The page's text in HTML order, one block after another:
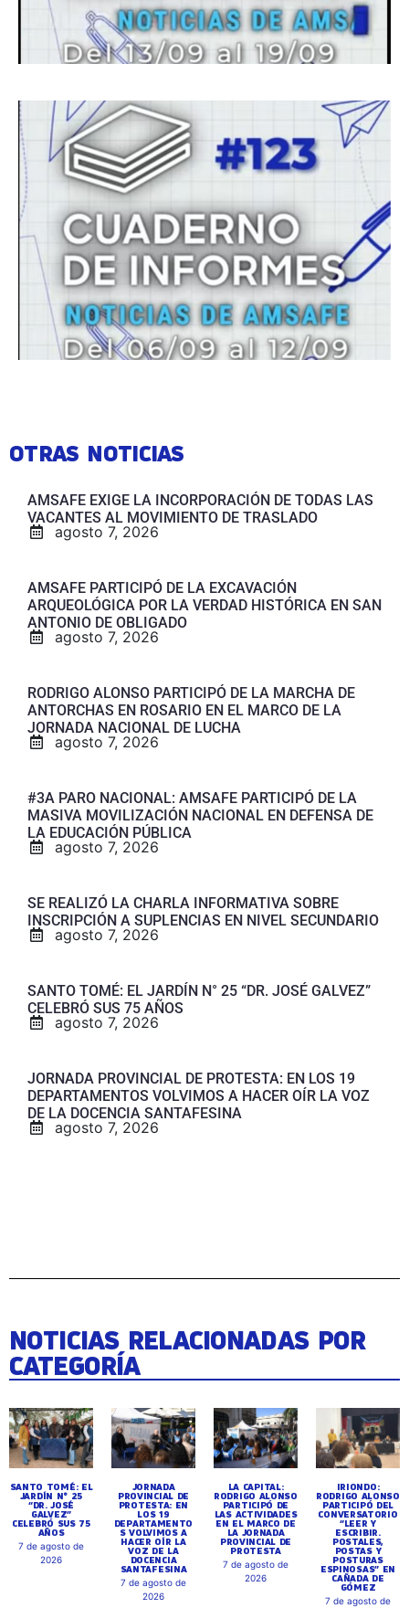
OTRAS NOTICIAS
AMSAFE EXIGE LA INCORPORACIÓN DE TODAS LAS
VACANTES AL MOVIMIENTO DE TRASLADO
agosto 7, 2026
AMSAFE PARTICIPÓ DE LA EXCAVACIÓN
ARQUEOLÓGICA POR LA VERDAD HISTÓRICA EN SAN
ANTONIO DE OBLIGADO
agosto 7, 2026
RODRIGO ALONSO PARTICIPÓ DE LA MARCHA DE
ANTORCHAS EN ROSARIO EN EL MARCO DE LA
JORNADA NACIONAL DE LUCHA
agosto 7, 2026
#3A PARO NACIONAL: AMSAFE PARTICIPÓ DE LA
MASIVA MOVILIZACIÓN NACIONAL EN DEFENSA DE
LA EDUCACIÓN PÚBLICA
agosto 7, 2026
SE REALIZÓ LA CHARLA INFORMATIVA SOBRE
INSCRIPCIÓN A SUPLENCIAS EN NIVEL SECUNDARIO
agosto 7, 2026
SANTO TOMÉ: EL JARDÍN N° 25 “DR. JOSÉ GALVEZ”
CELEBRÓ SUS 75 AÑOS
agosto 7, 2026
JORNADA PROVINCIAL DE PROTESTA: EN LOS 19
DEPARTAMENTOS VOLVIMOS A HACER OÍR LA VOZ
DE LA DOCENCIA SANTAFESINA
agosto 7, 2026
NOTICIAS RELACIONADAS POR
CATEGORÍA
SANTO TOMÉ: EL
JARDÍN N° 25
“DR. JOSÉ
GALVEZ”
CELEBRÓ SUS 75
AÑOS
7 de agosto de
2026
JORNADA
PROVINCIAL DE
PROTESTA: EN
LOS 19
DEPARTAMENTO
S VOLVIMOS A
HACER OÍR LA
VOZ DE LA
DOCENCIA
SANTAFESINA
7 de agosto de
2026
LA CAPITAL:
RODRIGO ALONSO
PARTICIPÓ DE
LAS ACTIVIDADES
EN EL MARCO DE
LA JORNADA
PROVINCIAL DE
PROTESTA
7 de agosto de
2026
IRIONDO:
RODRIGO ALONSO
PARTICIPÓ DEL
CONVERSATORIO
“LEER Y
ESCRIBIR.
POSTALES,
POSTAS Y
POSTURAS
ESPINOSAS” EN
CAÑADA DE
GÓMEZ
7 de agosto de